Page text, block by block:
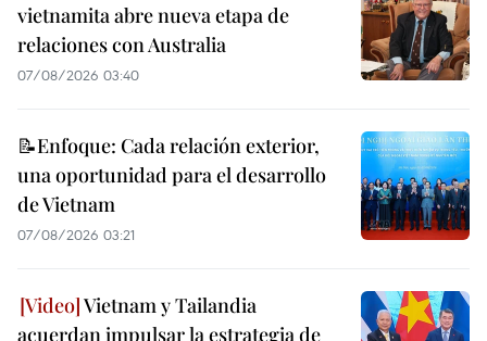
vietnamita abre nueva etapa de
relaciones con Australia
07/08/2026 03:40
📝Enfoque: Cada relación exterior,
una oportunidad para el desarrollo
de Vietnam
07/08/2026 03:21
Vietnam y Tailandia
acuerdan impulsar la estrategia de